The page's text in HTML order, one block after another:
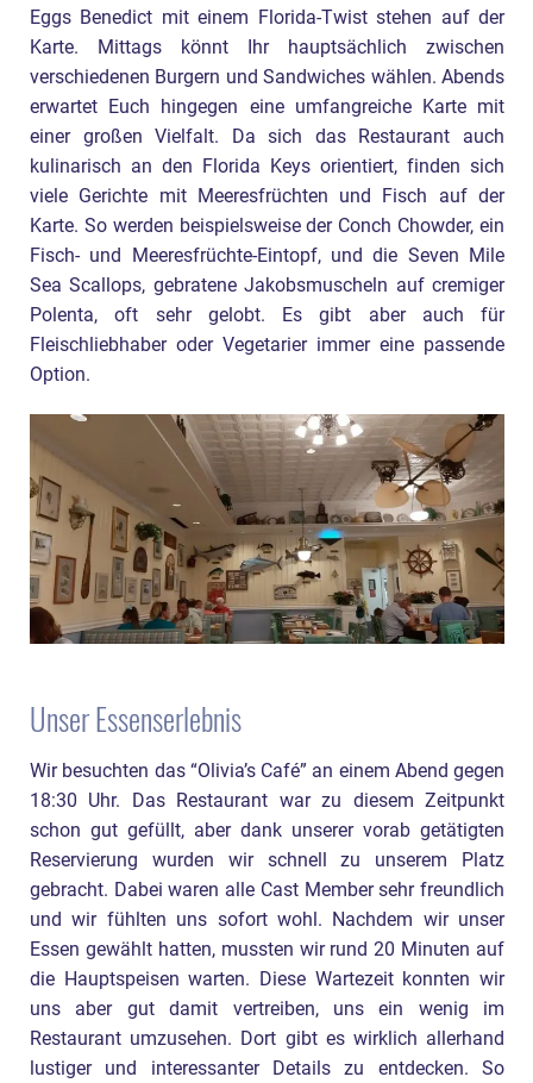
Eggs Benedict mit einem Florida-Twist stehen auf der
Karte. Mittags könnt Ihr hauptsächlich zwischen
verschiedenen Burgern und Sandwiches wählen. Abends
erwartet Euch hingegen eine umfangreiche Karte mit
einer großen Vielfalt. Da sich das Restaurant auch
kulinarisch an den Florida Keys orientiert, finden sich
viele Gerichte mit Meeresfrüchten und Fisch auf der
Karte. So werden beispielsweise der Conch Chowder, ein
Fisch- und Meeresfrüchte-Eintopf, und die Seven Mile
Sea Scallops, gebratene Jakobsmuscheln auf cremiger
Polenta, oft sehr gelobt. Es gibt aber auch für
Fleischliebhaber oder Vegetarier immer eine passende
Option.
Unser Essenserlebnis
Wir besuchten das “Olivia’s Café” an einem Abend gegen
18:30 Uhr. Das Restaurant war zu diesem Zeitpunkt
schon gut gefüllt, aber dank unserer vorab getätigten
Reservierung wurden wir schnell zu unserem Platz
gebracht. Dabei waren alle Cast Member sehr freundlich
und wir fühlten uns sofort wohl. Nachdem wir unser
Essen gewählt hatten, mussten wir rund 20 Minuten auf
die Hauptspeisen warten. Diese Wartezeit konnten wir
uns aber gut damit vertreiben, uns ein wenig im
Restaurant umzusehen. Dort gibt es wirklich allerhand
lustiger und interessanter Details zu entdecken. So